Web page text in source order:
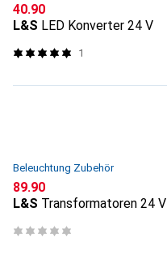
CHF
40.90
L&S LED Konverter 24 V
1
Beleuchtung Zubehör
CHF
89.90
L&S Transformatoren 24 V